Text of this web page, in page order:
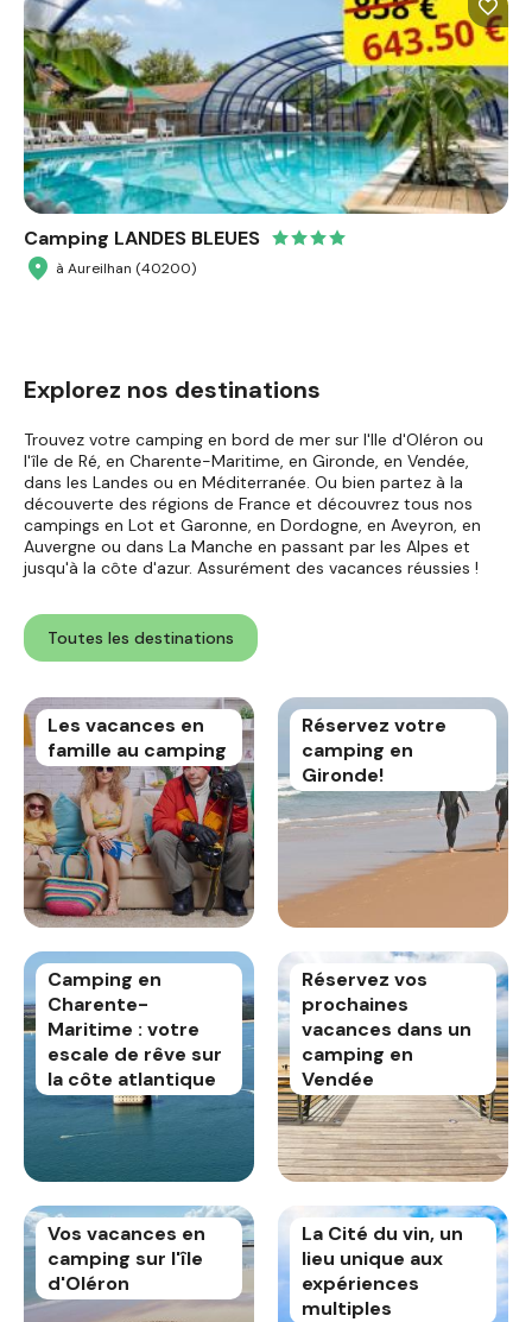
Camping LANDES BLEUES
à Aureilhan (40200)
Explorez nos destinations
Trouvez votre camping en bord de mer sur l'Ile d'Oléron ou
l'île de Ré, en Charente-Maritime, en Gironde, en Vendée,
dans les Landes ou en Méditerranée. Ou bien partez à la
découverte des régions de France et découvrez tous nos
campings en Lot et Garonne, en Dordogne, en Aveyron, en
Auvergne ou dans La Manche en passant par les Alpes et
jusqu'à la côte d'azur. Assurément des vacances réussies !
Toutes les destinations
Les vacances en
famille au camping
Réservez votre
camping en
Gironde!
Camping en
Charente-
Maritime : votre
escale de rêve sur
la côte atlantique
Réservez vos
prochaines
vacances dans un
camping en
Vendée
Vos vacances en
camping sur l'île
d'Oléron
La Cité du vin, un
lieu unique aux
expériences
multiples